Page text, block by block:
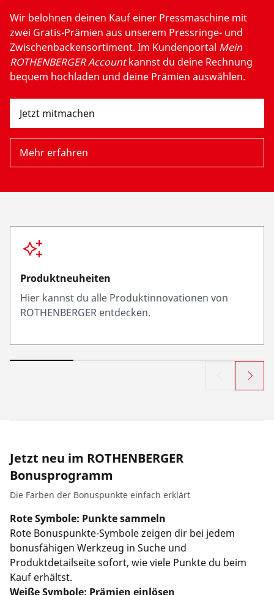
Unternehmen und Karriere
Wir belohnen deinen Kauf einer Pressmaschine mit
zwei Gratis-Prämien aus unserem Pressringe- und
Zwischenbackensortiment. Im Kundenportal Mein
ROTHENBERGER Accountkannst du deine Rechnung
bequem hochladen und deine Prämien auswählen.
Jetzt mitmachen
Mehr erfahren
Produktneuheiten
Hier kannst du alle Produktinnovationen von
ROTHENBERGER entdecken.
Jetzt neu im ROTHENBERGER
Bonusprogramm
Die Farben der Bonuspunkte einfach erklärt
Rote Symbole: Punkte sammeln
Rote Bonuspunkte-Symbole zeigen dir bei jedem
bonusfähigen Werkzeug in Suche und
Produktdetailseite sofort, wie viele Punkte du beim
Kauf erhältst.
Weiße Symbole: Prämien einlösen